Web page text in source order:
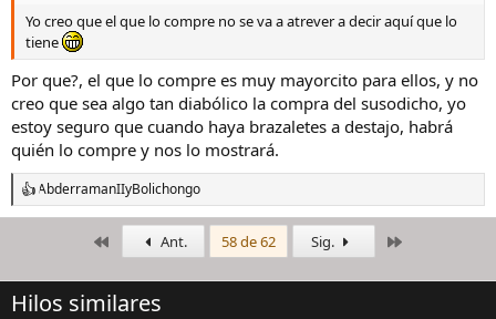
View this content on Instagram
Yo creo que el que lo compre no se va a atrever a decir aquí que lo
tiene
Por que?, el que lo compre es muy mayorcito para ellos, y no
creo que sea algo tan diabólico la compra del susodicho, yo
estoy seguro que cuando haya brazaletes a destajo, habrá
quién lo compre y nos lo mostrará.
R
e
i
o
AbderramanIIyBolichongo
PrimeroAnt. 58 de 62 Sig.
Hilos similares